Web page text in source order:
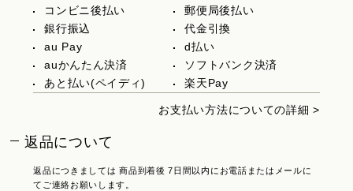
コンビニ後払い
郵便局後払い
銀行振込
代金引換
au Pay
d払い
auかんたん決済
ソフトバンク決済
あと払い(ペイディ)
楽天Pay
お支払い方法についての詳細 >
返品について
返品につきましては 商品到着後 7日間以内にお電話またはメールに
てご連絡お願いします。